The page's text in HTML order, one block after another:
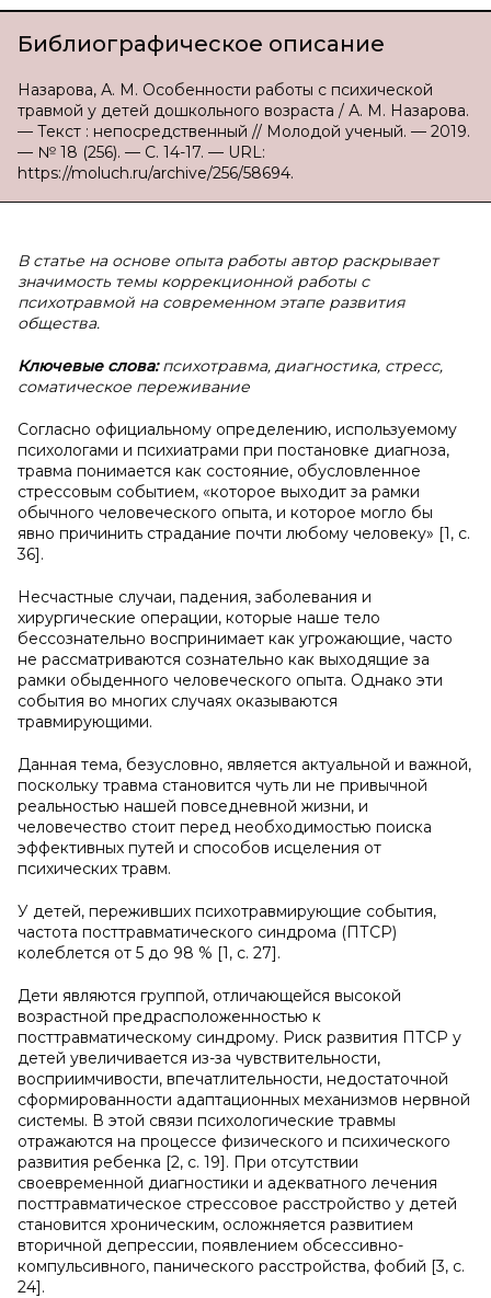
Библиографическое описание
Назарова, А. М. Особенности работы с психической
травмой у детей дошкольного возраста / А. М. Назарова.
— Текст : непосредственный // Молодой ученый. — 2019.
— № 18 (256). — С. 14-17. — URL:
https://moluch.ru/archive/256/58694.
В статье на основе опыта работы автор раскрывает
значимость темы коррекционной работы с
психотравмой на современном этапе развития
общества.
Ключевые слова:психотравма, диагностика, стресс,
соматическое переживание
Согласно официальному определению, используемому
психологами и психиатрами при постановке диагноза,
травма понимается как состояние, обусловленное
стрессовым событием, «которое выходит за рамки
обычного человеческого опыта, и которое могло бы
явно причинить страдание почти любому человеку» [1, с.
36].
Несчастные случаи, падения, заболевания и
хирургические операции, которые наше тело
бессознательно воспринимает как угрожающие, часто
не рассматриваются сознательно как выходящие за
рамки обыденного человеческого опыта. Однако эти
события во многих случаях оказываются
травмирующими.
Данная тема, безусловно, является актуальной и важной,
поскольку травма становится чуть ли не привычной
реальностью нашей повседневной жизни, и
человечество стоит перед необходимостью поиска
эффективных путей и способов исцеления от
психических травм.
У детей, переживших психотравмирующие события,
частота посттравматического синдрома (ПТСР)
колеблется от 5 до 98 % [1, с. 27].
Дети являются группой, отличающейся высокой
возрастной предрасположенностью к
посттравматическому синдрому. Риск развития ПТСР у
детей увеличивается из-за чувствительности,
восприимчивости, впечатлительности, недостаточной
сформированности адаптационных механизмов нервной
системы. В этой связи психологические травмы
отражаются на процессе физического и психического
развития ребенка [2, с. 19]. При отсутствии
своевременной диагностики и адекватного лечения
посттравматическое стрессовое расстройство у детей
становится хроническим, осложняется развитием
вторичной депрессии, появлением обсессивно-
компульсивного, панического расстройства, фобий [3, с.
24].